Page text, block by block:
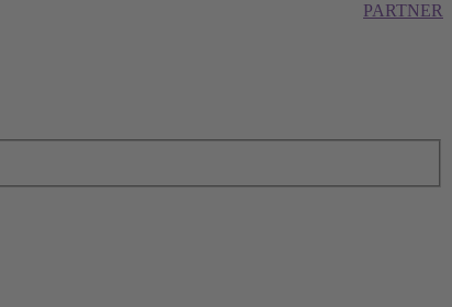
PARTNER